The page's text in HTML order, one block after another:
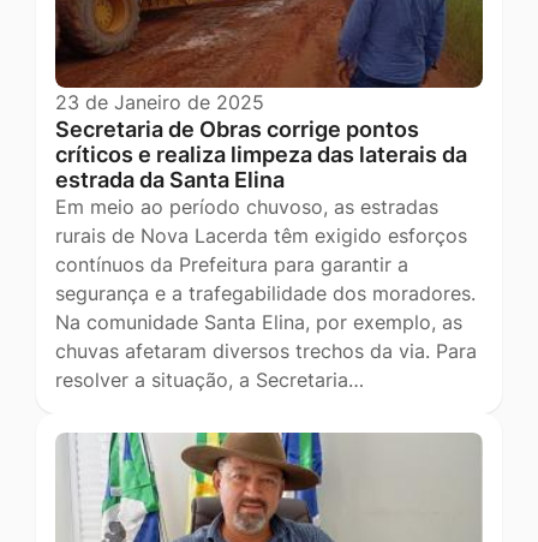
23 de Janeiro de 2025
Secretaria de Obras corrige pontos
críticos e realiza limpeza das laterais da
estrada da Santa Elina
Em meio ao período chuvoso, as estradas
rurais de Nova Lacerda têm exigido esforços
contínuos da Prefeitura para garantir a
segurança e a trafegabilidade dos moradores.
Na comunidade Santa Elina, por exemplo, as
chuvas afetaram diversos trechos da via. Para
resolver a situação, a Secretaria…